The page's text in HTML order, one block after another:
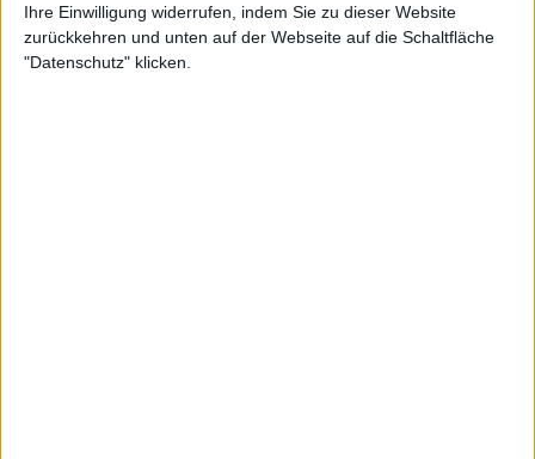
Ihre Einwilligung widerrufen, indem Sie zu dieser Website
zurückkehren und unten auf der Webseite auf die Schaltfläche
"Datenschutz" klicken.
Colin Büttner